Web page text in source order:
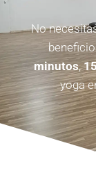
No
minutos,
yoga